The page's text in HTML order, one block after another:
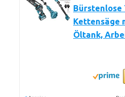
Bürstenlose
Kettensäge
Öltank,